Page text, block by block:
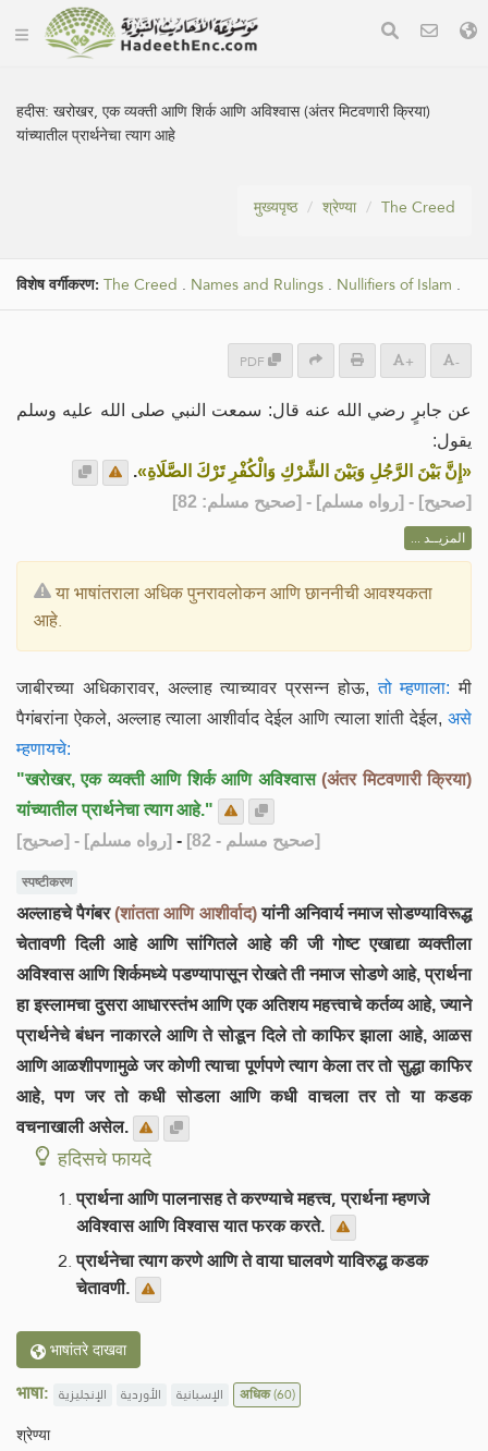
हदीस:खरोखर, एक व्यक्ती आणि शिर्क आणि अविश्वास (अंतर मिटवणारी क्रिया)
यांच्यातील प्रार्थनेचा त्याग आहे
मुख्यपृष्ठ श्रेण्या The Creed
विशेष वर्गीकरण: The Creed . Names and Rulings . Nullifiers of Islam .
PDF + -
عن جابرٍ رضي الله عنه قال: سمعت النبي صلى الله عليه وسلم
يقول:
«إِنَّ بَيْنَ الرَّجُلِ وَبَيْنَ الشِّرْكِ وَالْكُفْرِ تَرْكَ الصَّلَاةِ».
[صحيح] - [رواه مسلم] - [صحيح مسلم: 82]
المزيــد ...
या भाषांतराला अधिक पुनरावलोकन आणि छाननीची आवश्यकता
आहे.
जाबीरच्या अधिकारावर, अल्लाह त्याच्यावर प्रसन्न होऊ, तो म्हणाला: मी
पैगंबरांना ऐकले, अल्लाह त्याला आशीर्वाद देईल आणि त्याला शांती देईल, असे
म्हणायचे:
"खरोखर, एक व्यक्ती आणि शिर्क आणि अविश्वास(अंतर मिटवणारी क्रिया)
यांच्यातील प्रार्थनेचा त्याग आहे."
[صحيح]
- [رواه مسلم] - [صحيح مسلم - 82]
स्पष्टीकरण
अल्लाहचे पैगंबर(शांतता आणि आशीर्वाद)यांनी अनिवार्य नमाज सोडण्याविरूद्ध
चेतावणी दिली आहे आणि सांगितले आहे की जी गोष्ट एखाद्या व्यक्तीला
अविश्वास आणि शिर्कमध्ये पडण्यापासून रोखते ती नमाज सोडणे आहे, प्रार्थना
हा इस्लामचा दुसरा आधारस्तंभ आणि एक अतिशय महत्त्वाचे कर्तव्य आहे, ज्याने
प्रार्थनेचे बंधन नाकारले आणि ते सोडून दिले तो काफिर झाला आहे, आळस
आणि आळशीपणामुळे जर कोणी त्याचा पूर्णपणे त्याग केला तर तो सुद्धा काफिर
आहे, पण जर तो कधी सोडला आणि कधी वाचला तर तो या कडक
वचनाखाली असेल.
हदिसचे फायदे
प्रार्थना आणि पालनासह ते करण्याचे महत्त्व, प्रार्थना म्हणजे
अविश्वास आणि विश्वास यात फरक करते.
प्रार्थनेचा त्याग करणे आणि ते वाया घालवणे याविरुद्ध कडक
चेतावणी.
भाषांतरे दाखवा
भाषा: الإنجليزية الأوردية الإسبانية अधिक(60)
श्रेण्या